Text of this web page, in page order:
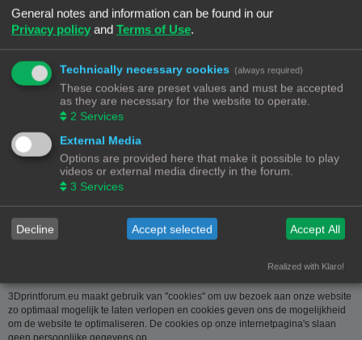
contact link. Bent u het niet eens met de manier waarop 3DPrintforum.eu uw
gegevens verwerkt, kan u klacht indienen bij de
Gegevensbeschermingsautoriteit
(www.privacycommission.be
- Drukpersstraat 35 te 1000 Brussel). Meer
informatie over de manier waarop 3DPrintforum.eu omgaat met uw gegevens
vindt u in het algemeen beleid inzake gegevensbescherming. Door de
toegang tot en het gebruik van de website verklaart u zich uitdrukkelijk akkoord
met de volgende algemene voorwaarden:
Aansprakelijkheid
De op deze website beschikbaar gestelde informatie is met de grootste zorg
samengesteld. Uiteraard is deze informatie richtinggevend en door de
beknoptheid niet altijd volledig. Voor verdere en concrete uitleg kan u met
welke vorm dan ook die voortvloeit uit het gebruik van de aangeboden
informatie.
3Dprintforum.eu maakt gebruik van "cookies" om uw bezoek aan onze website
zo optimaal mogelijk te laten verlopen en cookies geven ons de mogelijkheid
om de website te optimaliseren. De cookies op onze internetpagina's slaan
geen persoonlijke gegevens op.
General notes and information can be found in our
Privacy policy and Terms of Use.
Technically necessary cookies (always required)
These cookies are preset values and must be accepted
as they are necessary for the website to operate.
2 Services
External Media
Options are provided here that make it possible to play
videos or external media directly in the forum.
3 Services
Decline Accept selected Accept All
Realized with Klaro!